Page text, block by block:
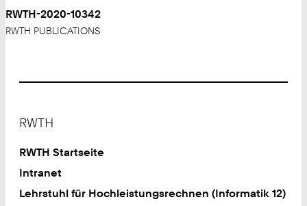
RWTH-2020-10342
RWTH PUBLICATIONS
RWTH
RWTH Startseite
Intranet
Lehrstuhl für Hochleistungsrechnen (Informatik 12)